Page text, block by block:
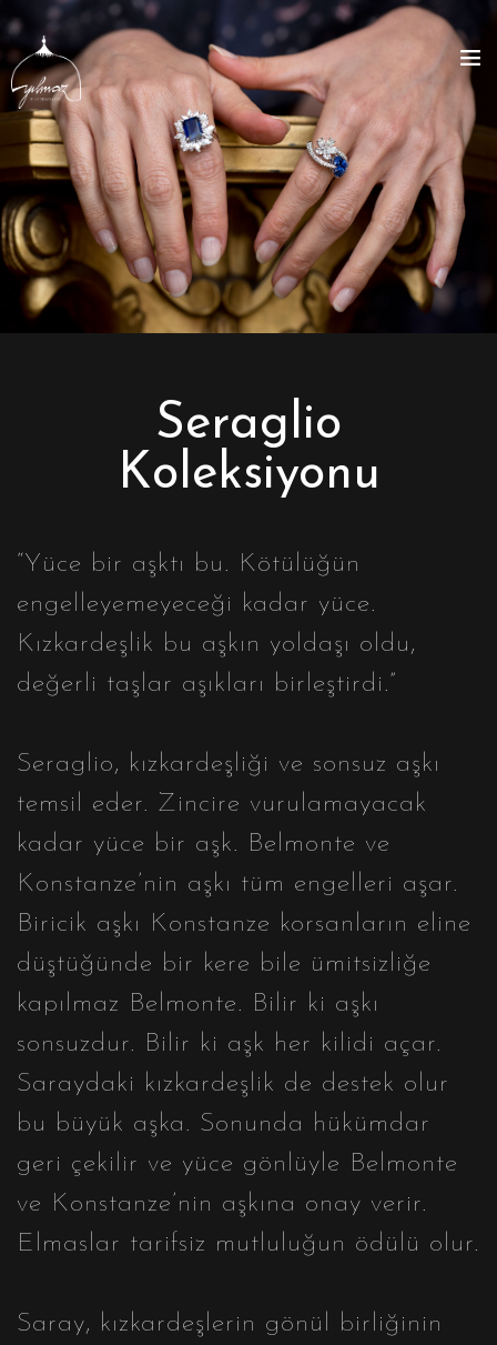
Seraglio
Koleksiyonu
“Yüce bir aşktı bu. Kötülüğün
engelleyemeyeceği kadar yüce.
Kızkardeşlik bu aşkın yoldaşı oldu,
değerli taşlar aşıkları birleştirdi.”
Seraglio, kızkardeşliği ve sonsuz aşkı
temsil eder. Zincire vurulamayacak
kadar yüce bir aşk. Belmonte ve
Konstanze’nin aşkı tüm engelleri aşar.
Biricik aşkı Konstanze korsanların eline
düştüğünde bir kere bile ümitsizliğe
kapılmaz Belmonte. Bilir ki aşkı
sonsuzdur. Bilir ki aşk her kilidi açar.
Saraydaki kızkardeşlik de destek olur
bu büyük aşka. Sonunda hükümdar
geri çekilir ve yüce gönlüyle Belmonte
ve Konstanze’nin aşkına onay verir.
Elmaslar tarifsiz mutluluğun ödülü olur.
Saray, kızkardeşlerin gönül birliğinin